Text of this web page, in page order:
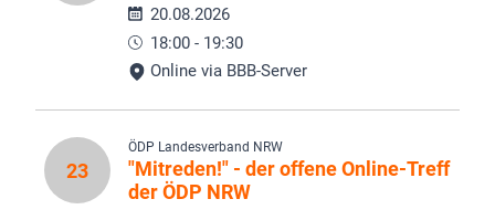
20.08.2026
18:00 - 19:30
Online via BBB-Server
23
ÖDP Landesverband NRW
"Mitreden!" - der offene Online-Treff
der ÖDP NRW